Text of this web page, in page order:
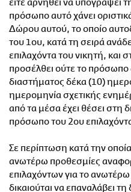
είτε αρνηθεί να υπογράψει
πρόσωπο αυτό χάνει
Δώρου αυτού, το οποίο
του 1ου, κατά τη σειρά
επιλαχόντα του νικητή, και
προσέλθει ούτε το πρόσωπο
διαστήματος δέκα (10)
ημερομηνία σχετικής
από τα μέσα έχει θέσει στη
πρόσωπο του 2ου
Σε περίπτωση κατά την
ανωτέρω προθεσμίες
επιλαχόντων για το
δικαιούται να επαναλάβει